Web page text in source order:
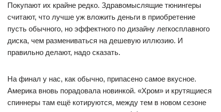
Покупают их крайне редко. Здравомыслящие тюнингеры
считают, что лучше уж вложить деньги в приобретение
пусть обычного, но эффектного по дизайну легкосплавного
диска, чем размениваться на дешевую иллюзию. И
правильно делают, надо сказать.
На финал у нас, как обычно, припасено самое вкусное.
Америка вновь порадовала новинкой. «Хром» и крутящиеся
спиннеры там ещё котируются, между тем в новом сезоне